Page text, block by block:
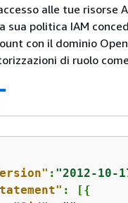
alle tue risorse
sua politica IAM
con il dominio
di ruolo
: "2012-10-
: [{